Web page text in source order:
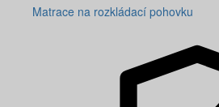
Matrace na rozkládací pohovku